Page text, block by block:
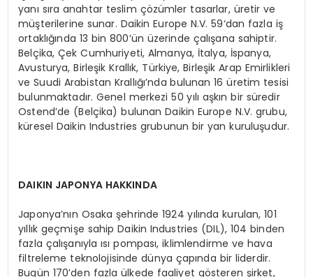
yanı sıra anahtar teslim çözümler tasarlar, üretir ve
müşterilerine sunar. Daikin Europe N.V. 59‘dan fazla iş
ortaklığında 13 bin 800’ün üzerinde çalışana sahiptir.
Belçika, Çek Cumhuriyeti, Almanya, İtalya, İspanya,
Avusturya, Birleşik Krallık, Türkiye, Birleşik Arap Emirlikleri
ve Suudi Arabistan Krallığı’nda bulunan 16 üretim tesisi
bulunmaktadır. Genel merkezi 50 yılı aşkın bir süredir
Ostend’de (Belçika) bulunan Daikin Europe N.V. grubu,
küresel Daikin Industries grubunun bir yan kuruluşudur.
DAIKIN JAPONYA HAKKINDA
Japonya’nın Osaka şehrinde 1924 yılında kurulan, 101
yıllık geçmişe sahip Daikin Industries (DIL), 104 binden
fazla çalışanıyla ısı pompası, iklimlendirme ve hava
filtreleme teknolojisinde dünya çapında bir liderdir.
Bugün 170’den fazla ülkede faaliyet gösteren şirket,